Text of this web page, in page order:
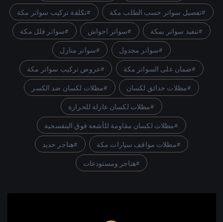
تفصيل سواتر حسب الطلب مكة
تكلفة تركيب سواتر مكة
تنفيذ سواتر بمكة
سواتر احواش
سواتر فلل مكة
سواتر مجدول
سواتر منازل
ضمان على السواتر مكة
عروض تركيب سواتر مكة
مظلات حدائق لكسان
مظلات لكسان ضد الكسر
مظلات لكسان عازلة للحرارة
مظلات لكسان مقاومة للأشعة فوق البنفسجية
مظلات مواقف سيارات مكة
هناجر حديد
هناجر ومستودعات